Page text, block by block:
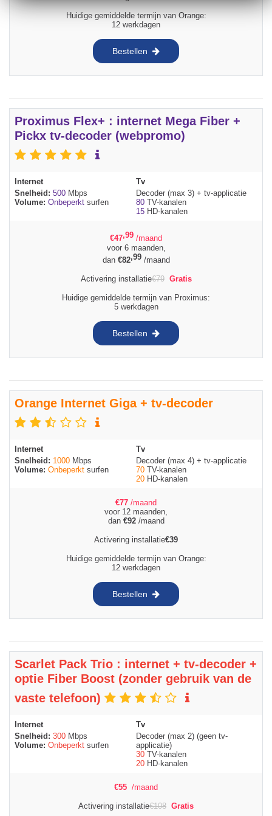
Huidige gemiddelde termijn van Orange:
12 werkdagen
Bestellen
Proximus Flex+ : internet Mega Fiber +
Pickx tv-decoder (webpromo)
Internet
Snelheid: 500 Mbps
Volume: Onbeperkt surfen
Tv
Decoder (max 3) + tv-applicatie
80 TV-kanalen
15 HD-kanalen
€47,99 /maand
voor 6 maanden,
dan €82,99/maand
Activering installatie€79 Gratis
Huidige gemiddelde termijn van Proximus:
5 werkdagen
Bestellen
Orange Internet Giga + tv-decoder
Internet
Snelheid: 1000 Mbps
Volume: Onbeperkt surfen
Tv
Decoder (max 4) + tv-applicatie
70 TV-kanalen
20 HD-kanalen
€77 /maand
voor 12 maanden,
dan €92/maand
Activering installatie€39
Huidige gemiddelde termijn van Orange:
12 werkdagen
Bestellen
Scarlet Pack Trio : internet + tv-decoder +
optie Fiber Boost (zonder gebruik van de
vaste telefoon)
Internet
Snelheid: 300 Mbps
Volume: Onbeperkt surfen
Tv
Decoder (max 2) (geen tv-
applicatie)
30 TV-kanalen
20 HD-kanalen
€55 /maand
Activering installatie€108 Gratis